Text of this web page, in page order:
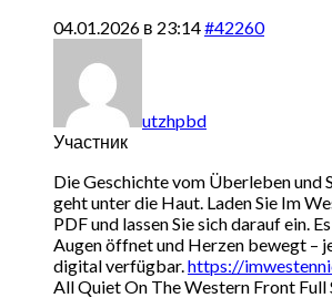
04.01.2026 в 23:14#42260
utzhpbd
Участник
Die Geschichte vom Überleben und
geht unter die Haut. Laden Sie Im
PDF und lassen Sie sich darauf ein.
Augen öffnet und Herzen bewegt –
digital verfügbar.https://
All Quiet On The Western Front Full